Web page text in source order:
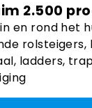
2.500
en rond het
rolsteigers,
ladders,